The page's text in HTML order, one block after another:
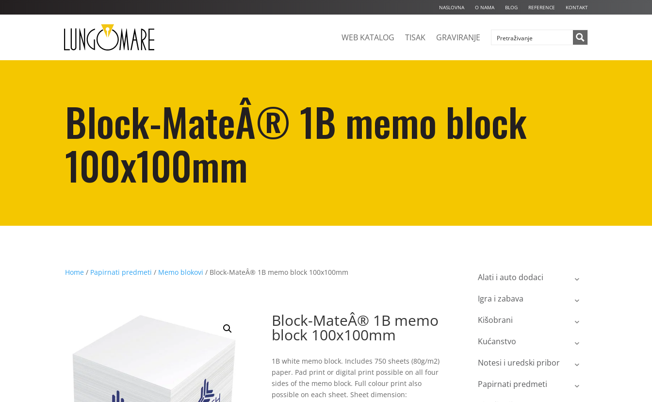
NASLOVNA O NAMA BLOG REFERENCE KONTAKT
WEB KATALOG TISAK GRAVIRANJE
Block-MateÂ® 1B memo block
100x100mm
Home / Papirnati predmeti / Memo blokovi / Block-MateÂ® 1B memo block 100x100mm
Block-MateÂ® 1B memo
block 100x100mm
1B white memo block. Includes 750 sheets (80g/m2)
paper. Pad print or digital print possible on all four
sides of the memo block. Full colour print also
possible on each sheet. Sheet dimension:
Alati i auto dodaci
Igra i zabava
Kišobrani
Kućanstvo
Notesi i uredski pribor
Papirnati predmeti